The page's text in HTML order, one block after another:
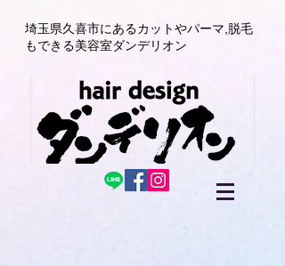
埼玉県久喜市にあるカットやパーマ, 脱毛
もできる美容室ダンデリオン